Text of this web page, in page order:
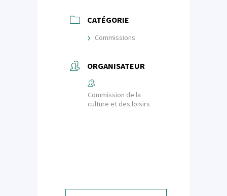
CATÉGORIE
Commissions
ORGANISATEUR
Commission de la
culture et des loisirs